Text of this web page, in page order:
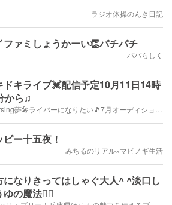
ラジオ体操のんき日記
ファミしょうかーい👏パチパチ
パパらしく
ドキライブ💓配信予定10月11日14時
から♫
ピー十五夜！
みちるのリアル×マビノギ生活
になりきってはしゃぐ大人^ ^淡口し
ゆの魔法🧙‍♀️